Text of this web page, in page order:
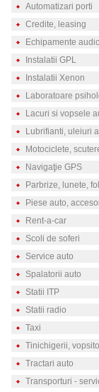
Automatizari porti
Credite, leasing
Echipamente audio
Instalatii GPL
Instalatii Xenon
Laboratoare
Lacuri si vopsele
Lubrifianti, uleiuri
Motociclete,
Navigaţie GPS
Parbrize, lunete,
Piese auto,
Rent-a-car
Scoli de soferi
Service auto
Spalatorii auto
Statii ITP
Statii radio
Taxi
Tinichigerii,
Tractari auto
Transporturi -